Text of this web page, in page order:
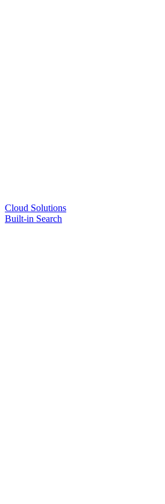
Cloud Solutions
Built-in Search